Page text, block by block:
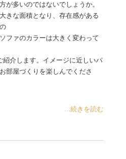
が多いのではないでしょうか。
きな面積となり、存在感がある
ファのカラーは大きく変わって
紹介します。イメージに近しいパ
部屋づくりを楽しんでくださ
...続きを読む